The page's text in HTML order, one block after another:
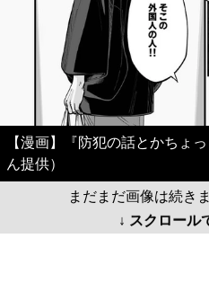
【漫画】『防犯の話とかちょ
ん提供）
まだまだ画像は続き
↓ スクロール